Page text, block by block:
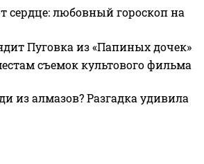
сердце: любовный гороскоп на
Пуговка из «Папиных дочек»
съемок культового фильма
из алмазов? Разгадка удивила